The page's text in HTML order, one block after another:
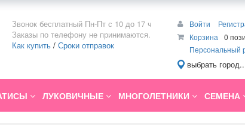
Звонок бесплатный Пн-Пт с 10 до 17 ч
Заказы по телефону не принимаются.
Как купить / Сроки отправок
Войти
Корзина
0
Персональный
выбрать
ЛУКОВИЧНЫЕ МНОГОЛЕТНИКИ СЕМЕНА